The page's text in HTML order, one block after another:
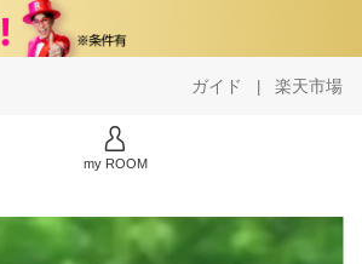
ガイド | 楽天市場
my ROOM